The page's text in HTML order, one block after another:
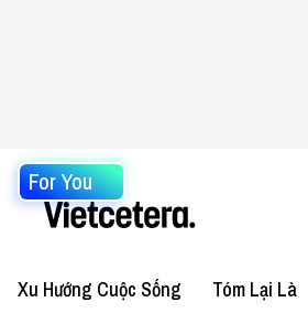
For You
Xu Hướng Cuộc Sống Tóm Lại Là